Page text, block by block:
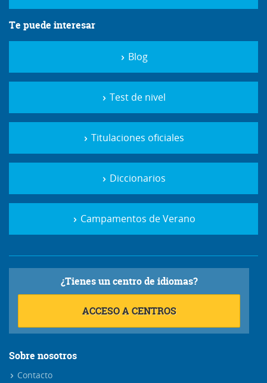
Te puede interesar
Blog
Test de nivel
Titulaciones oficiales
Diccionarios
Campamentos de Verano
¿Tienes un centro de idiomas?
ACCESO A CENTROS
Sobre nosotros
Contacto